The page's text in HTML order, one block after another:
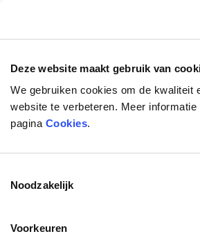
Deze website maakt gebruik van
We gebruiken cookies om de kwaliteit
website te verbeteren. Meer informatie
pagina Cookies.
Noodzakelijk
Voorkeuren